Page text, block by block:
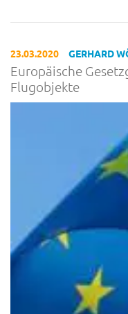
23.03.2020 GERHARD
Europäische
Flugobjekte